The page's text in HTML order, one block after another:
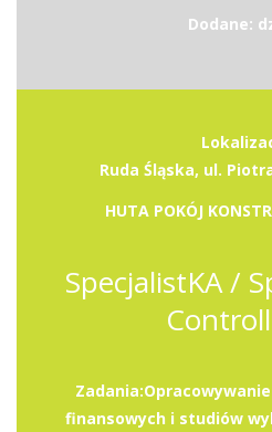
Dodane:
Ruda Śląska, ul.
HUTA POKÓJ
SpecjalistKA /
finansowych i studiów